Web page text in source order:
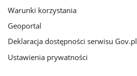
Warunki korzystania
Geoportal
Deklaracja dostępności serwisu Gov.pl
Ustawienia prywatności